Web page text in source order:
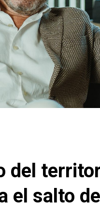
del
el salto